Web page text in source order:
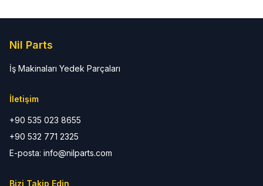
Nil Parts
İş Makinaları Yedek Parçaları
İletişim
+90 535 023 8655
+90 532 771 2325
E-posta: info@nilparts.com
Bizi Takip Edin